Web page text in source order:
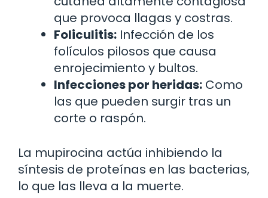
que provoca llagas y costras.
Foliculitis: Infección de los
folículos pilosos que causa
enrojecimiento y bultos.
Infecciones por heridas: Como
las que pueden surgir tras un
corte o raspón.
La mupirocina actúa inhibiendo la
síntesis de proteínas en las bacterias,
lo que las lleva a la muerte.